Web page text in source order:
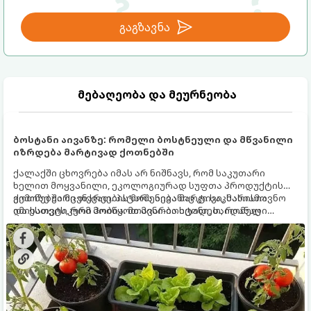
გაგზავნა
მებაღეობა და მეურნეობა
ბოსტანი აივანზე: რომელი ბოსტნეული და მწვანილი
იზრდება მარტივად ქოთნებში
ქალაქში ცხოვრება იმას არ ნიშნავს, რომ საკუთარი
ხელით მოყვანილი, ეკოლოგიურად სუფთა პროდუქტის
გემოზე უარი თქვათ. პატარა აივანიც კი საკმარისია
იმისათვის, რომ მოიწყოთ მინი-ბოსტანი, საიდანაც
ყოველდღიურად ახალ, არომატულ მწვანილსა და
ბოსტნეულს მოკრეფთ.
ქოთნებში მცენარეების მოშენება მარტივი, სასიამოვნო
და ესთეტიკური ჰობია. მთავარია იცოდეთ, რომელი
კულტურები ეგუებიან ქოთნის პირობებს ყველაზე კარგად
და როგორ მოუაროთ მათ სწორად.